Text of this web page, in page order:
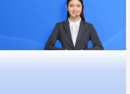
推荐大家看一下
、小红书同时经营了
服务提高竞争力